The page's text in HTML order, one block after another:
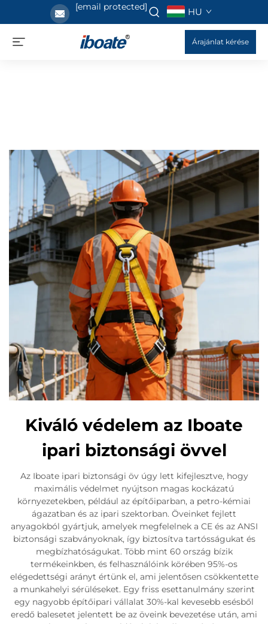
[email protected] HU
Árajánlat kérése
Kiváló védelem az Iboate
ipari biztonsági övvel
Az Iboate ipari biztonsági öv úgy lett kifejlesztve, hogy
maximális védelmet nyújtson magas kockázatú
környezetekben, például az építőiparban, a petro-kémiai
ágazatban és az ipari szektorban. Öveinket fejlett
anyagokból gyártjuk, amelyek megfelelnek a CE és az ANSI
biztonsági szabványoknak, így biztosítva tartósságukat és
megbízhatóságukat. Több mint 60 ország bízik
termékeinkben, és felhasználóink körében 95%-os
elégedettségi arányt értünk el, ami jelentősen csökkentette
a munkahelyi sérüléseket. Egy friss esettanulmány szerint
egy nagyobb építőipari vállalat 30%-kal kevesebb esésből
eredő balesetet jelentett be az öveink bevezetése után, ami